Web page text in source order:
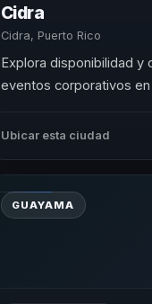
Cidra
Cidra, Puerto Rico
Explora disponibilidad y
eventos corporativos
Ubicar esta ciudad
GUAYAMA